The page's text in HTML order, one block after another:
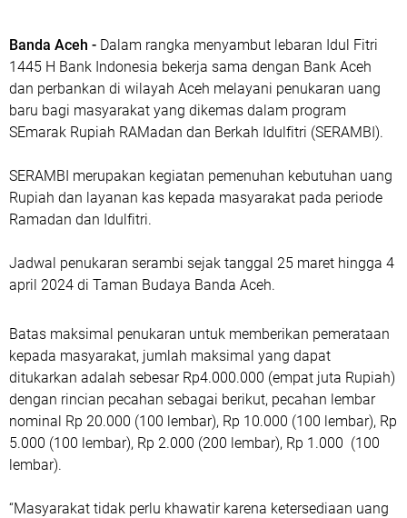
Banda Aceh - Dalam rangka menyambut lebaran Idul Fitri
1445 H Bank Indonesia bekerja sama dengan Bank Aceh
dan perbankan di wilayah Aceh melayani penukaran uang
baru bagi masyarakat yang dikemas dalam program
SEmarak Rupiah RAMadan dan Berkah Idulfitri (SERAMBI).
SERAMBI merupakan kegiatan pemenuhan kebutuhan uang
Rupiah dan layanan kas kepada masyarakat pada periode
Ramadan dan Idulfitri.
Jadwal penukaran serambi sejak tanggal 25 maret hingga 4
april 2024 di Taman Budaya Banda Aceh.
Batas maksimal penukaran untuk memberikan pemerataan
kepada masyarakat, jumlah maksimal yang dapat
ditukarkan adalah sebesar Rp4.000.000 (empat juta Rupiah)
dengan rincian pecahan sebagai berikut, pecahan lembar
nominal Rp 20.000 (100 lembar), Rp 10.000 (100 lembar), Rp
5.000 (100 lembar), Rp 2.000 (200 lembar), Rp 1.000 (100
lembar).
“Masyarakat tidak perlu khawatir karena ketersediaan uang